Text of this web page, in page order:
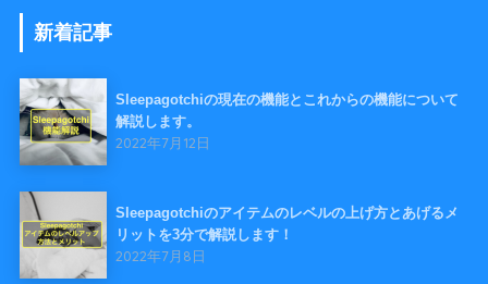
新着記事
Sleepagotchiの現在の機能とこれからの機能について
解説します。
2022年7月12日
Sleepagotchiのアイテムのレベルの上げ方とあげるメ
リットを3分で解説します！
2022年7月8日